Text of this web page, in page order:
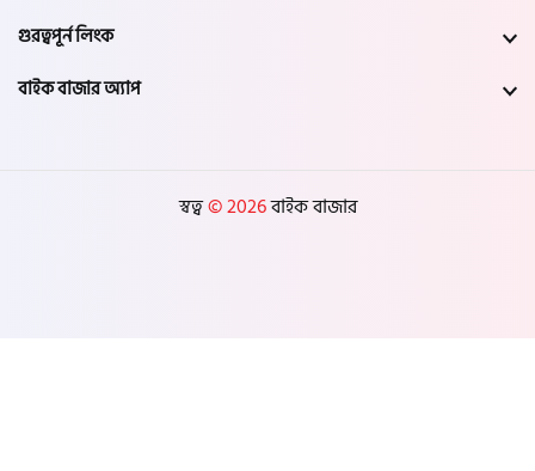
গুরত্বপূর্ন লিংক
বাইক বাজার অ্যাপ
স্বত্ব© 2026বাইক বাজার